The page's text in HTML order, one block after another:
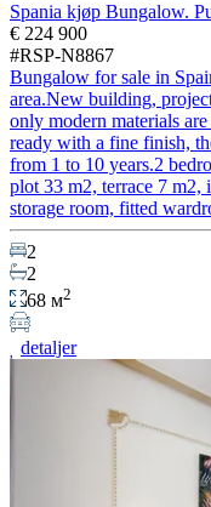
Spania kjøp Bungalow.
€ 224 900
#RSP-N8867
Bungalow for sale in
area.New building,
only modern materials
ready with a fine finish,
from 1 to 10 years.2
plot 33 m2, terrace 7 m2,
storage room, fitted
2
2
68 м2
detaljer